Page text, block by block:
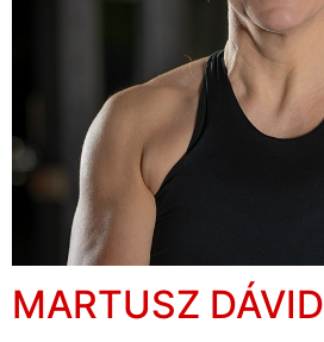
MARTUSZ DÁVID